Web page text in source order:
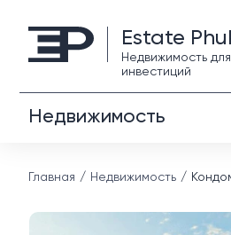
Estate
Недвижимость
инвестиций
Недвижимость
Главная Недвижимость